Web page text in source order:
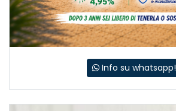
Info su whatsapp!